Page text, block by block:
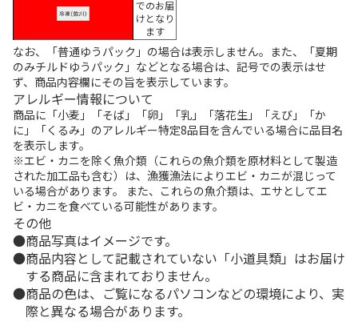
でのお届
けとなり
ます
なお、「普通ゆうパック」の場合は表示しません。また、「夏期
のみチルドゆうパック」などとなる場合は、記号での表示はせ
ず、商品内容欄にその旨を表示しています。
アレルギー情報について
商品に「小麦」「そば」「卵」「乳」「落花生」「えび」「か
に」「くるみ」のアレルギー特定8品目を含んでいる場合に品目名
を表示します。
※エビ・カニを除く魚介類（これらの魚介類を原材料として製造
された加工品も含む）は、漁獲漁法によりエビ・カニが混じって
いる場合があります。 また、これらの魚介類は、エサとしてエ
ビ・カニを食べている可能性があります。
その他
商品写真はイメージです。
商品内容として記載されていない「小道具類」はお届け
する商品に含まれておりません。
商品の色は、ご覧になるパソコンなどの環境により、実
際と異なる場合があります。